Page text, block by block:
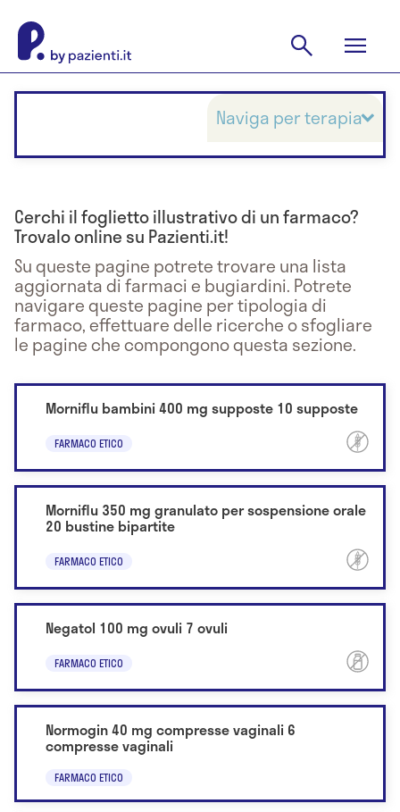
Cerchi il foglietto illustrativo di un farmaco?
Trovalo online su Pazienti.it!
Su queste pagine potrete trovare una lista
aggiornata di farmaci e bugiardini. Potrete
navigare queste pagine per tipologia di
farmaco, effettuare delle ricerche o sfogliare
le pagine che compongono questa sezione.
Morniflu bambini 400 mg supposte 10 supposte
FARMACO ETICO
Morniflu 350 mg granulato per sospensione orale
20 bustine bipartite
FARMACO ETICO
Negatol 100 mg ovuli 7 ovuli
FARMACO ETICO
Normogin 40 mg compresse vaginali 6
compresse vaginali
FARMACO ETICO
Naviga per terapia